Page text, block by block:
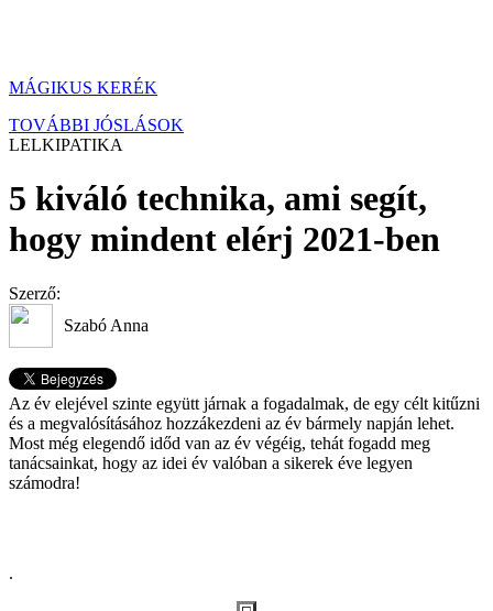
MÁGIKUS KERÉK
TOVÁBBI JÓSLÁSOK
LELKIPATIKA
5 kiváló technika, ami segít,
hogy mindent elérj 2021-ben
Szerző:
Szabó Anna
Az év elejével szinte együtt járnak a fogadalmak, de egy célt kitűzni
és a megvalósításához hozzákezdeni az év bármely napján lehet.
Most még elegendő időd van az év végéig, tehát fogadd meg
tanácsainkat, hogy az idei év valóban a sikerek éve legyen
számodra!
.